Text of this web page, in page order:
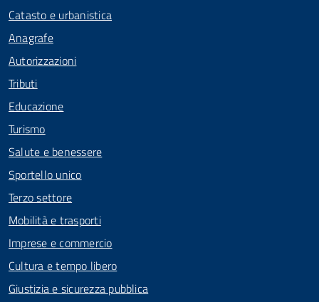
Catasto e urbanistica
Anagrafe
Autorizzazioni
Tributi
Educazione
Turismo
Salute e benessere
Sportello unico
Terzo settore
Mobilità e trasporti
Imprese e commercio
Cultura e tempo libero
Giustizia e sicurezza pubblica